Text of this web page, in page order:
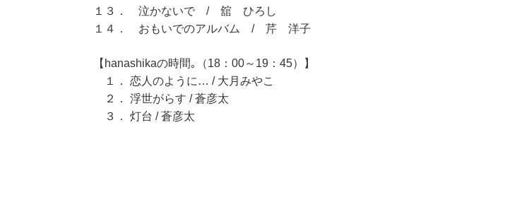
１３． 泣かないで / 舘 ひろし
１４． おもいでのアルバム / 芹 洋子
【hanashikaの時間｡（18：00～19：45）】
１． 恋人のように… / 大月みやこ
２． 浮世がらす / 蒼彦太
３． 灯台 / 蒼彦太